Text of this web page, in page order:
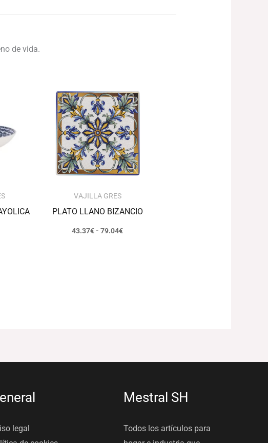
de vida.
VAJILLA GRES
PLATO LLANO BIZANCIO
43.37€- 79.04€
de
precios:
desde
43.37€
hasta
79.04€
legal
Mestral SH
Todos los artículos para